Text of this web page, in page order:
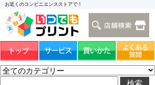
お近くのコンビニエンスストアで！